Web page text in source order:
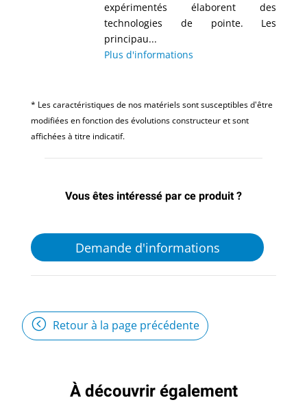
expérimentés élaborent des
technologies de pointe. Les
principau...
Plus d'informations
* Les caractéristiques de nos matériels sont susceptibles d'être
modifiées en fonction des évolutions constructeur et sont
affichées à titre indicatif.
Vous êtes intéressé par ce produit ?
Demande d'informations
Retour à la page précédente
À découvrir également